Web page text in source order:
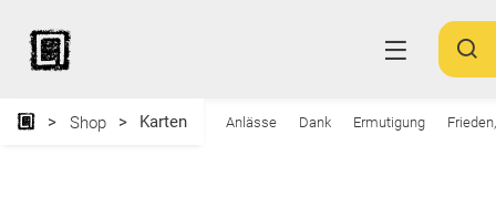
Shop Karten Anlässe Dank Ermutigung